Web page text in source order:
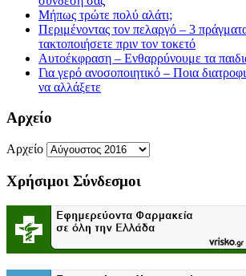
Μήπως τρώτε πολύ αλάτι;
Περιμένοντας τον πελαργό – 3
τακτοποιήσετε πριν τον τοκετό
Αυτοέκφραση – Ενθαρρύνουμε τα
Για γερό ανοσοποιητικό – Ποια
να αλλάξετε
Αρχείο
Αρχείο
Χρήσιμοι Σύνδεσμοι